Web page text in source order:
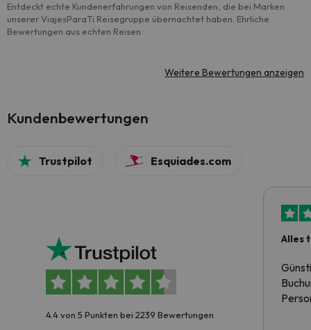
Entdeckt echte Kundenerfahrungen von Reisenden, die bei Marken
unserer ViajesParaTi Reisegruppe übernachtet haben. Ehrliche
Bewertungen aus echten Reisen.
Weitere Bewertungen anzeigen
Kundenbewertungen
Trustpilot Esquiades.com
4.4 von 5 Punkten bei 2239 Bewertungen
Alles